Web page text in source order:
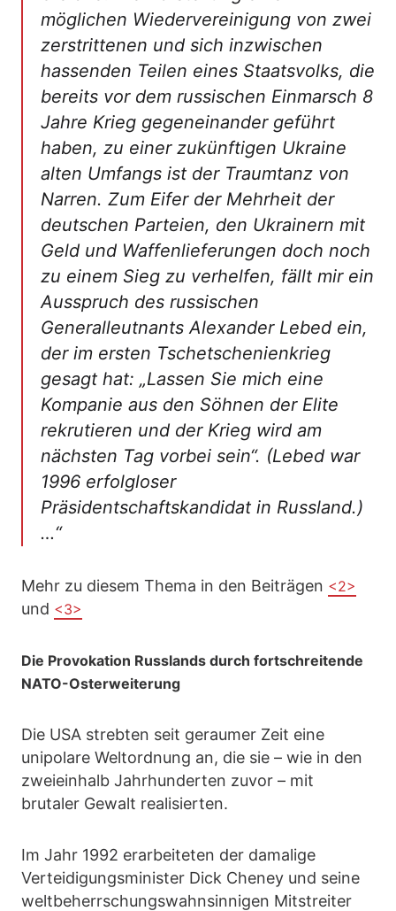
möglichen Wiedervereinigung von zwei
zerstrittenen und sich inzwischen
hassenden Teilen eines Staatsvolks, die
bereits vor dem russischen Einmarsch 8
Jahre Krieg gegeneinander geführt
haben, zu einer zukünftigen Ukraine
alten Umfangs ist der Traumtanz von
Narren. Zum Eifer der Mehrheit der
deutschen Parteien, den Ukrainern mit
Geld und Waffenlieferungen doch noch
zu einem Sieg zu verhelfen, fällt mir ein
Ausspruch des russischen
Generalleutnants Alexander Lebed ein,
der im ersten Tschetschenienkrieg
gesagt hat: „Lassen Sie mich eine
Kompanie aus den Söhnen der Elite
rekrutieren und der Krieg wird am
nächsten Tag vorbei sein“. (Lebed war
1996 erfolgloser
Präsidentschaftskandidat in Russland.)
…“
Mehr zu diesem Thema in den Beiträgen <2>
und <3>
Die Provokation Russlands durch fortschreitende
NATO-Osterweiterung
Die USA strebten seit geraumer Zeit eine
unipolare Weltordnung an, die sie – wie in den
zweieinhalb Jahrhunderten zuvor – mit
brutaler Gewalt realisierten.
Im Jahr 1992 erarbeiteten der damalige
Verteidigungsminister Dick Cheney und seine
weltbeherrschungswahnsinnigen Mitstreiter